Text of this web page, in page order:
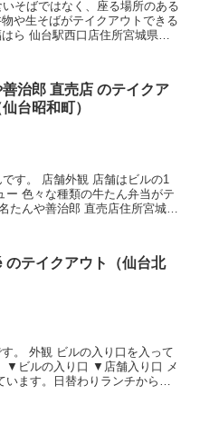
そばではなく、座る場所のある
や生そばがテイクアウトできる
ら 仙台駅西口店住所宮城県仙
善治郎 直売店 のテイクア
台昭和町）
す。 店舗外観 店舗はビルの1
色々な種類の牛たん弁当がテ
たんや善治郎 直売店住所宮城県
のテイクアウト（仙台北
。 外観 ビルの入り口を入って
▼ビルの入り口 ▼店舗入り口 メ
います。日替わりランチから選